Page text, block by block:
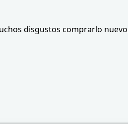
disgustos comprarlo